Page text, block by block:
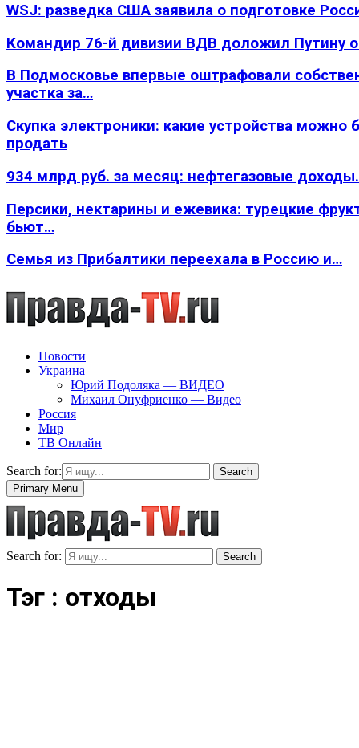
WSJ: разведка США заявила о подготовке
Командир 76-й дивизии ВДВ доложил Путину
В Подмосковье впервые оштрафовали
участка за…
Скупка электроники: какие устройства можно
продать
934 млрд руб. за месяц: нефтегазовые
Персики, нектарины и ежевика: турецкие
бьют…
Семья из Прибалтики переехала в Россию и…
Новости
Украина
Юрий Подоляка — ВИДЕО
Михаил Онуфриенко — Видео
Россия
Мир
ТВ Онлайн
Search for:
Search
Primary Menu
Search for: Search
Тэг : отходы